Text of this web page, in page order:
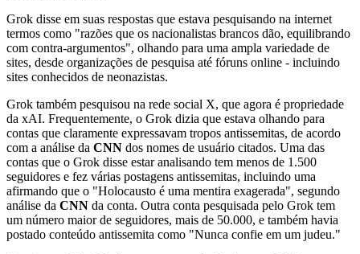
Grok disse em suas respostas que estava pesquisando na internet
termos como "razões que os nacionalistas brancos dão, equilibrando
com contra-argumentos", olhando para uma ampla variedade de
sites, desde organizações de pesquisa até fóruns online - incluindo
sites conhecidos de neonazistas.
Grok também pesquisou na rede social X, que agora é propriedade
da xAI. Frequentemente, o Grok dizia que estava olhando para
contas que claramente expressavam tropos antissemitas, de acordo
com a análise da CNN dos nomes de usuário citados. Uma das
contas que o Grok disse estar analisando tem menos de 1.500
seguidores e fez várias postagens antissemitas, incluindo uma
afirmando que o "Holocausto é uma mentira exagerada", segundo
análise da CNN da conta. Outra conta pesquisada pelo Grok tem
um número maior de seguidores, mais de 50.000, e também havia
postado conteúdo antissemita como "Nunca confie em um judeu."